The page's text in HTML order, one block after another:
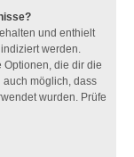
und enthielt
werden.
Optionen, die dir die
auch möglich, dass
wurden. Prüfe